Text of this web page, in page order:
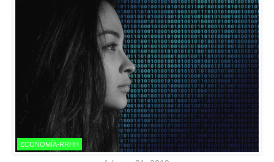
ECONOMÍA-RRHH